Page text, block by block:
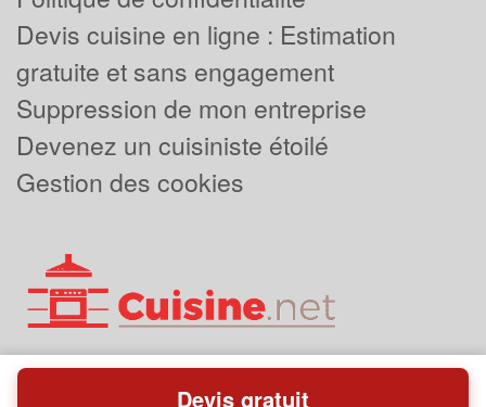
Devis cuisine en ligne : Estimation
gratuite et sans engagement
Suppression de mon entreprise
Devenez un cuisiniste étoilé
Gestion des cookies
Devis gratuit